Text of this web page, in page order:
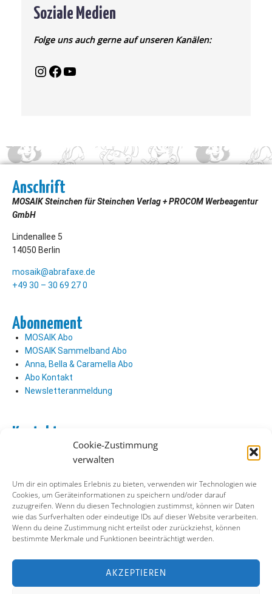
Cookie-Zustimmung
verwalten
Um dir ein optimales Erlebnis zu bieten, verwenden wir Technologien wie
Cookies, um Geräteinformationen zu speichern und/oder darauf
zuzugreifen. Wenn du diesen Technologien zustimmst, können wir Daten
wie das Surfverhalten oder eindeutige IDs auf dieser Website verarbeiten.
Wenn du deine Zustimmung nicht erteilst oder zurückziehst, können
bestimmte Merkmale und Funktionen beeinträchtigt werden.
AKZEPTIEREN
Soziale Medien
Folge uns auch gerne auf unseren Kanälen:
Anschrift
MOSAIK Steinchen für Steinchen Verlag + PROCOM Werbeagentur
GmbH
Lindenallee 5
14050 Berlin
mosaik@abrafaxe.de
+49 30 – 30 69 27 0
Abonnement
MOSAIK Abo
MOSAIK Sammelband Abo
Anna, Bella & Caramella Abo
Abo Kontakt
Newsletteranmeldung
Kontakt
Verlag Kontakt
Soziale Medien
Facebook
Instagram